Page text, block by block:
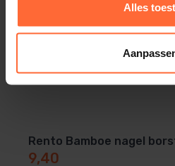
Alles
Rento Bamboe nagel
9,40